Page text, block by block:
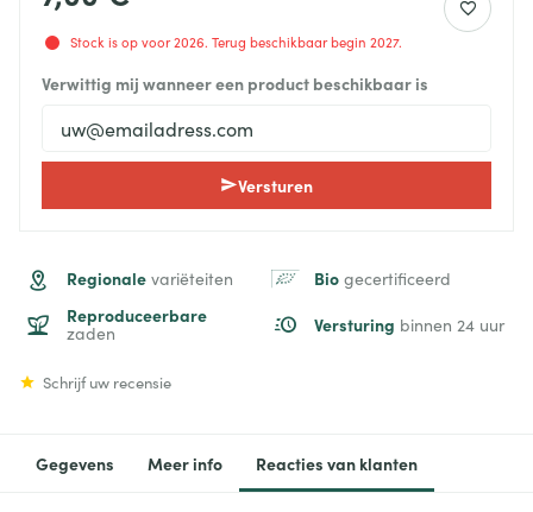
Stock is op voor 2026. Terug beschikbaar begin 2027.
Verwittig mij wanneer een product beschikbaar is
Versturen
Regionale variëteiten Bio gecertificeerd
Reproduceerbare
zaden Versturing binnen 24 uur
Schrijf uw recensie
Gegevens Meer info Reacties van klanten